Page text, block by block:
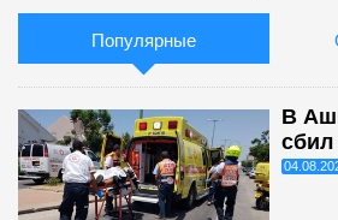
Популярные
В
сбил